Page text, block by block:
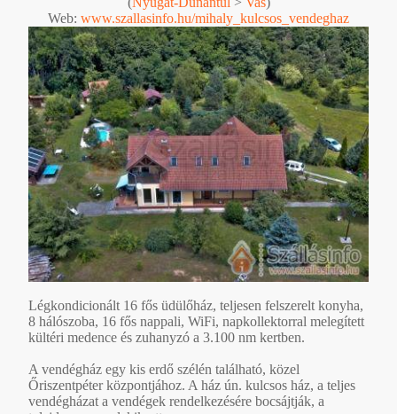
Web: www.szallasinfo.hu/mihaly_kulcsos_vendeghaz
Légkondicionált 16 fős üdülőház, teljesen felszerelt konyha,
8 hálószoba, 16 fős nappali, WiFi, napkollektorral melegített
kültéri medence és zuhanyzó a 3.100 nm kertben.
A vendégház egy kis erdő szélén található, közel
Őriszentpéter központjához. A ház ún. kulcsos ház, a teljes
vendégházat a vendégek rendelkezésére bocsájtják, a